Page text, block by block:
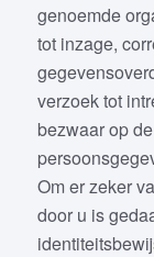
genoemde
tot inzage,
verzoek tot
bezwaar op
Om er zeker
door u is